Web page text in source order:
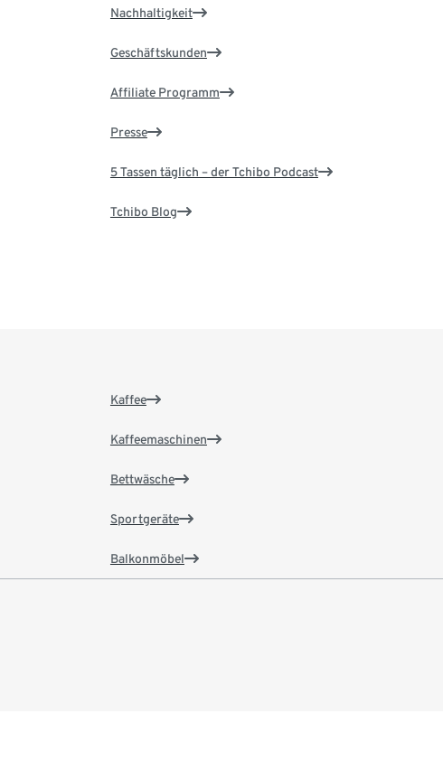
Nachhaltigkeit
Geschäftskunden
Affiliate Programm
Presse
5 Tassen täglich – der Tchibo Podcast
Tchibo Blog
Kaffee
Kaffeemaschinen
Bettwäsche
Sportgeräte
Balkonmöbel